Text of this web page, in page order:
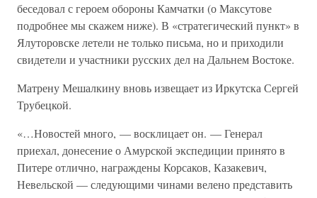
беседовал с героем обороны Камчатки (о Максутове
подробнее мы скажем ниже). В «стратегический пункт» в
Ялуторовске летели не только письма, но и приходили
свидетели и участники русских дел на Дальнем Востоке.
Матрену Мешалкину вновь извещает из Иркутска Сергей
Трубецкой.
«…Новостей много, — восклицает он. — Генерал
приехал, донесение о Амурской экспедиции принято в
Питере отлично, награждены Корсаков, Казакевич,
Невельской — следующими чинами велено представить